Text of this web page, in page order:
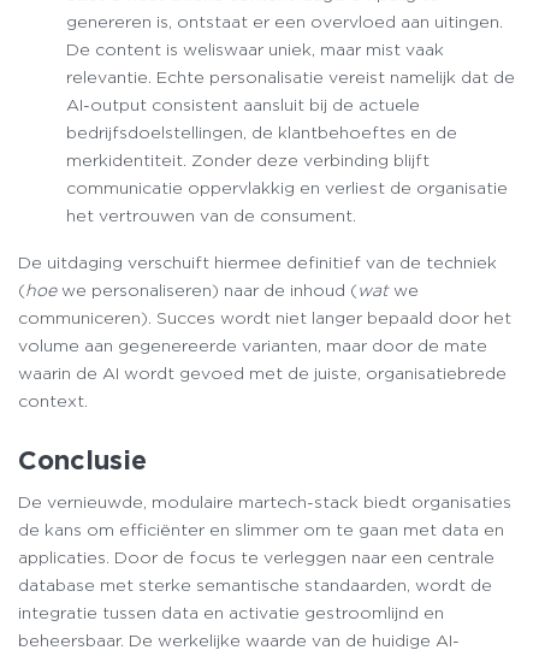
genereren is, ontstaat er een overvloed aan uitingen.
De content is weliswaar uniek, maar mist vaak
relevantie. Echte personalisatie vereist namelijk dat de
AI-output consistent aansluit bij de actuele
bedrijfsdoelstellingen, de klantbehoeftes en de
merkidentiteit. Zonder deze verbinding blijft
communicatie oppervlakkig en verliest de organisatie
het vertrouwen van de consument.
De uitdaging verschuift hiermee definitief van de techniek
(hoewe personaliseren) naar de inhoud (watwe
communiceren). Succes wordt niet langer bepaald door het
volume aan gegenereerde varianten, maar door de mate
waarin de AI wordt gevoed met de juiste, organisatiebrede
context.
Conclusie
De vernieuwde, modulaire martech-stack biedt organisaties
de kans om efficiënter en slimmer om te gaan met data en
applicaties. Door de focus te verleggen naar een centrale
database met sterke semantische standaarden, wordt de
integratie tussen data en activatie gestroomlijnd en
beheersbaar. De werkelijke waarde van de huidige AI-